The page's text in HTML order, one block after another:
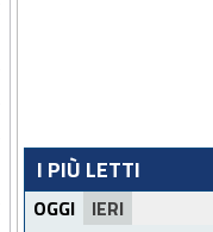
I PIÙ LETTI
OGGI IERI